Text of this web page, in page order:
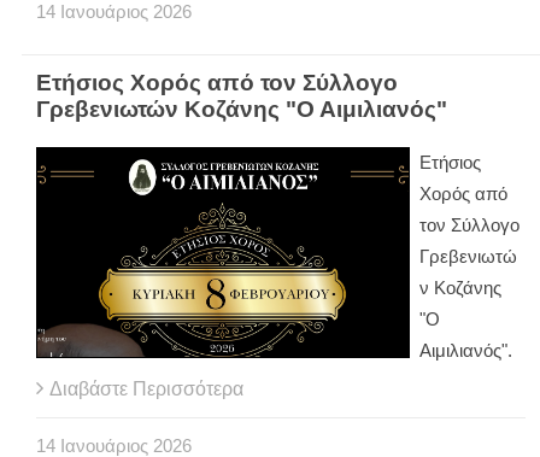
14 Ιανουάριος 2026
Ετήσιος Χορός από τον Σύλλογο
Γρεβενιωτών Κοζάνης "Ο Αιμιλιανός"
Ετήσιος
Χορός από
τον Σύλλογο
Γρεβενιωτώ
ν Κοζάνης
"Ο
Αιμιλιανός".
Διαβάστε Περισσότερα
14 Ιανουάριος 2026